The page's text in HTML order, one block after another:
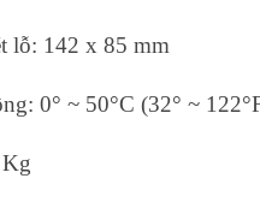
lỗ: 142 x 85 mm
0° ~ 50°C (32° ~